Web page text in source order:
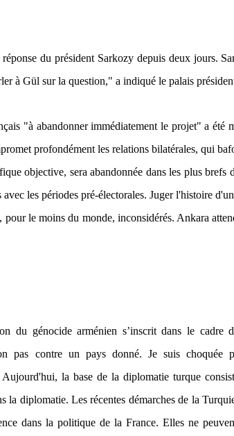
du président Sarkozy depuis deux jours.
à Gül sur la question," a indiqué le palais
"à abandonner immédiatement le projet" a été
profondément les relations bilatérales, qui
objective, sera abandonnée dans les plus brefs
les périodes pré-électorales. Juger l'histoire
le moins du monde, inconsidérés. Ankara
du génocide arménien s’inscrit dans le cadre
pas contre un pays donné. Je suis choquée
la base de la diplomatie turque
la diplomatie. Les récentes démarches de la
dans la politique de la France. Elles ne